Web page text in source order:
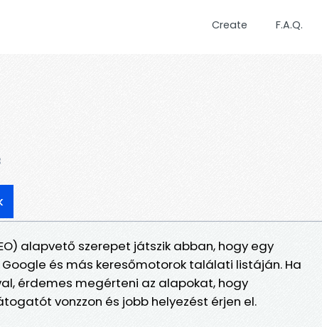
Create F.A.Q.
alapvető szerepet játszik abban, hogy egy
és más keresőmotorok találati listáján. Ha
érdemes megérteni az alapokat, hogy
vonzzon és jobb helyezést érjen el.